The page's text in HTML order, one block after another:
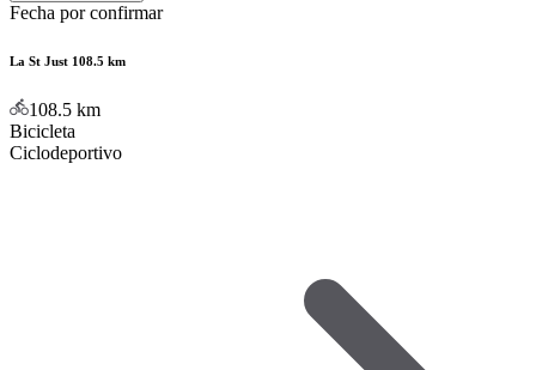
Fecha por confirmar
La St Just 108.5 km
108.5 km
Bicicleta
Ciclodeportivo